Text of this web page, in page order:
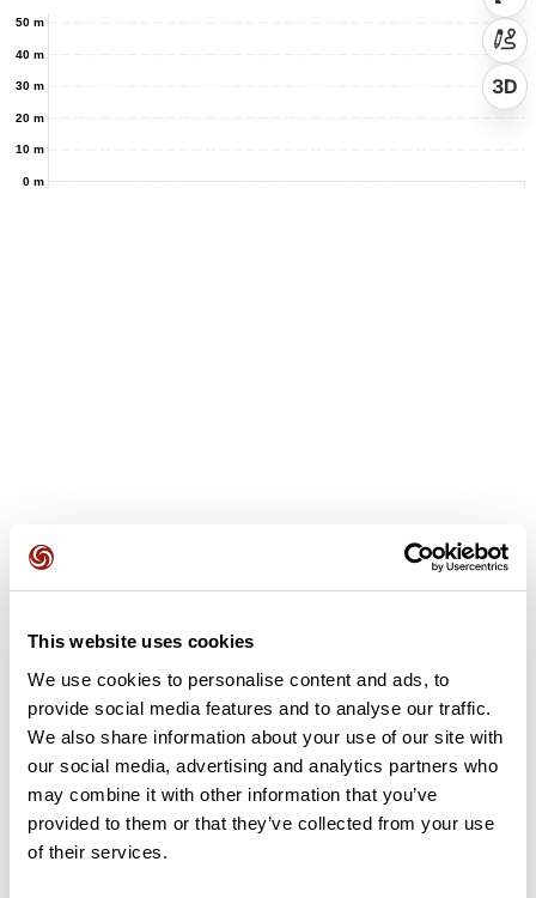
This website uses cookies
We use cookies to personalise content and ads, to
provide social media features and to analyse our traffic.
We also share information about your use of our site with
our social media, advertising and analytics partners who
may combine it with other information that you’ve
provided to them or that they’ve collected from your use
of their services.
0 m
10 m
20 m
30 m
40 m
50 m
3D
Avis des utilisateurs
Soyez le premier à ajouter un avis !
Ajouter un avis
Résumé